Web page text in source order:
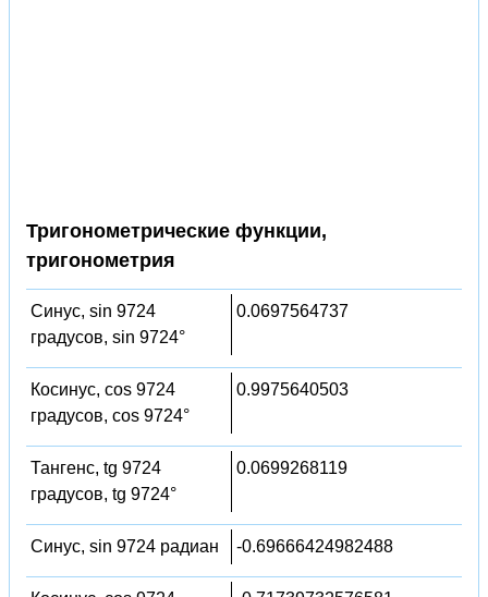
Тригонометрические функции,
тригонометрия
Синус, sin 9724
градусов, sin 9724°
0.0697564737
Косинус, cos 9724
градусов, cos 9724°
0.9975640503
Тангенс, tg 9724
градусов, tg 9724°
0.0699268119
Синус, sin 9724 радиан -0.69666424982488